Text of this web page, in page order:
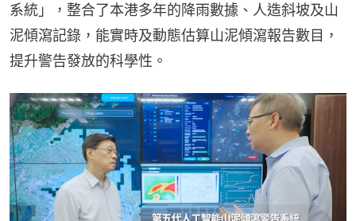
系統」，整合了本港多年的降雨數據、人造斜坡及山
泥傾瀉記錄，能實時及動態估算山泥傾瀉報告數目，
提升警告發放的科學性。